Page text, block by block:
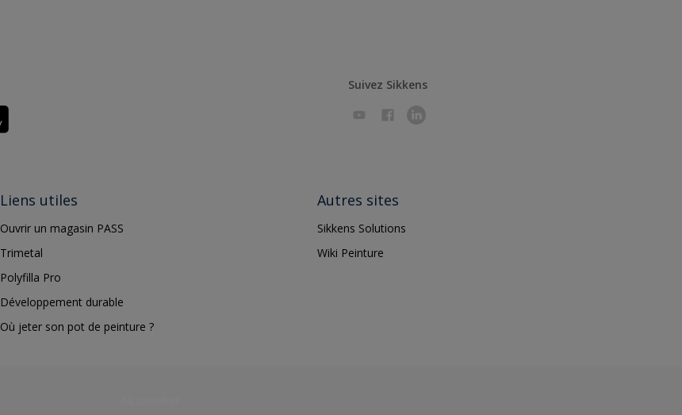
Suivez Sikkens
Liens utiles
Ouvrir un magasin PASS
Trimetal
Polyfilla Pro
Développement durable
Où jeter son pot de peinture ?
Autres sites
Sikkens Solutions
Wiki Peinture